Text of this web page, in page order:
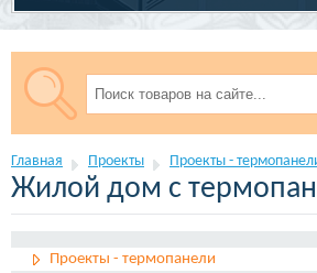
Главная Проекты Проекты -
Жилой дом с
Проекты - термопанели